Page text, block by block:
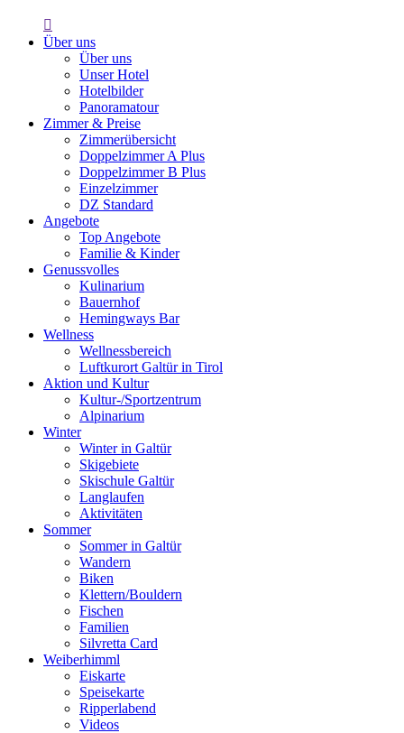

Über uns
Über uns
Unser Hotel
Hotelbilder
Panoramatour
Zimmer & Preise
Zimmerübersicht
Doppelzimmer A Plus
Doppelzimmer B Plus
Einzelzimmer
DZ Standard
Angebote
Top Angebote
Familie & Kinder
Genussvolles
Kulinarium
Bauernhof
Hemingways Bar
Wellness
Wellnessbereich
Luftkurort Galtür in Tirol
Aktion und Kultur
Kultur-/Sportzentrum
Alpinarium
Winter
Winter in Galtür
Skigebiete
Skischule Galtür
Langlaufen
Aktivitäten
Sommer
Sommer in Galtür
Wandern
Biken
Klettern/Bouldern
Fischen
Familien
Silvretta Card
Weiberhimml
Eiskarte
Speisekarte
Ripperlabend
Videos